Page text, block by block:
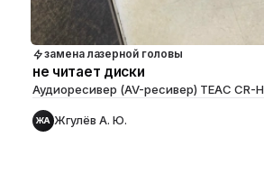
замена лазерной головы
не читает диски
Аудиоресивер (AV-ресивер) TEAC CR-
ЖА Жгулёв А. Ю.